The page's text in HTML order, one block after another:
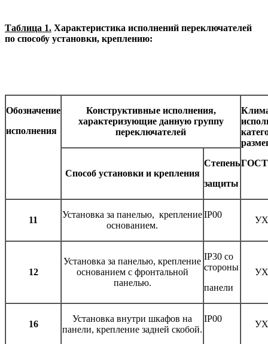
Таблица 1. Характеристика исполнений переключателей
по способу установки, креплению:
Обозначение
исполнения
Конструктивные исполнения,
характеризующие данную группу
переключателей
ГОСТ
Способ установки и крепления
Степень
защиты
11
Установка за панелью, крепление
основанием.
IP00
12
Установка за панелью, крепление
основанием с фронтальной
панелью.
IP30 со
стороны
панели
16
Установка внутри шкафов на
панели, крепление задней скобой.
IP00